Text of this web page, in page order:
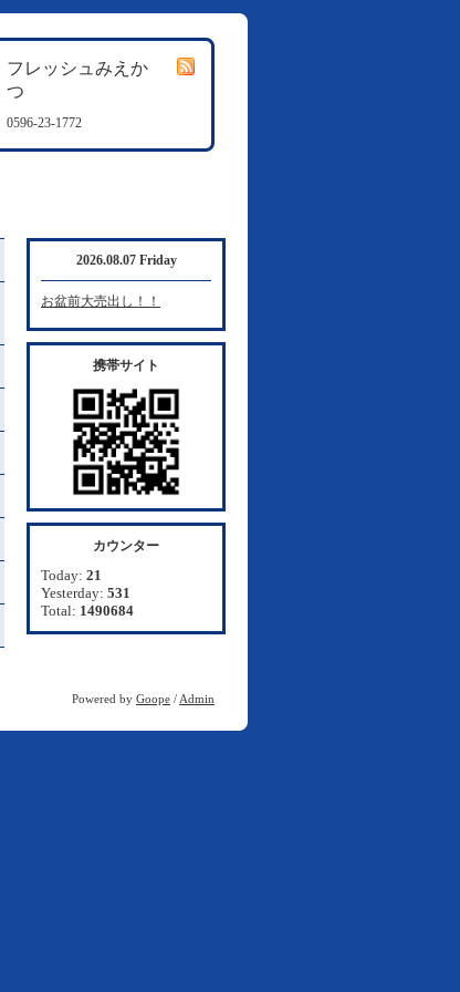
フレッシュみえか
つ
0596-23-1772
2026.08.07 Friday
お盆前大売出し！！
携帯サイト
カウンター
Today: 21
Yesterday: 531
Total: 1490684
Powered by Goope / Admin